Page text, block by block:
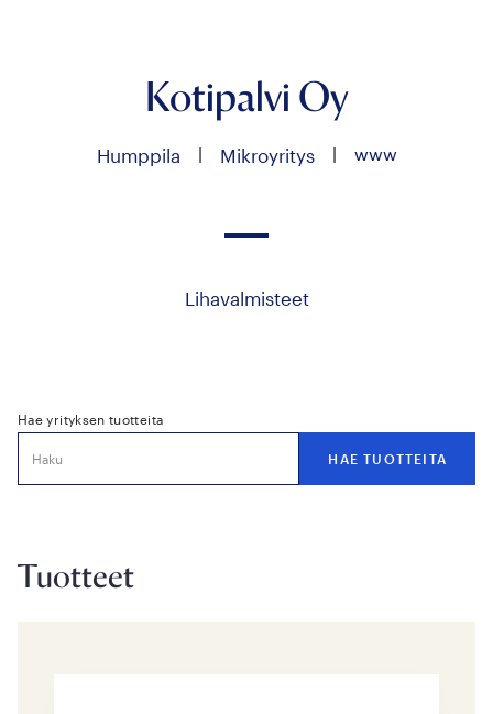
Kotipalvi Oy
Humppila | Mikroyritys | www
Lihavalmisteet
Hae yrityksen tuotteita
Tuotteet